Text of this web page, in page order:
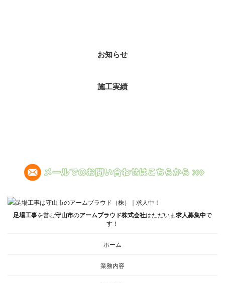
お知らせ
施工実績
足場工事を営む守山市のアームプラウド株式会社はただいま 求人募集中で
す！
ホーム
業務内容